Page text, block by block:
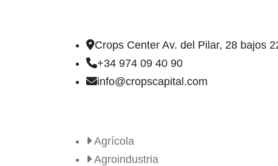
Crops Center Av. del Pilar, 28 bajos
+34 974 09 40 90
info@cropscapital.com
Agrícola
Agroindustria